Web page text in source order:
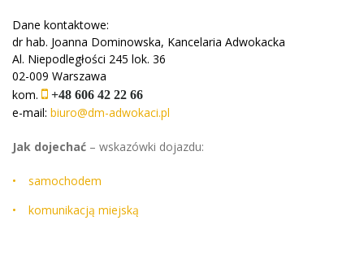
Dane kontaktowe:
dr hab. Joanna Dominowska, Kancelaria Adwokacka
Al. Niepodległości 245 lok. 36
02-009 Warszawa
kom.
+48 606 42 22 66
e-mail: biuro@dm-adwokaci.pl
Jak dojechać – wskazówki dojazdu:
samochodem
komunikacją miejską